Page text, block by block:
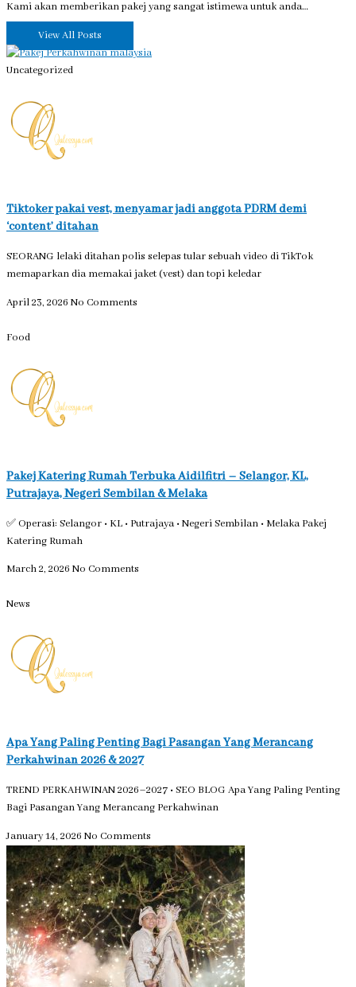
Kami akan memberikan pakej yang sangat istimewa untuk anda…
View All Posts
Uncategorized
Tiktoker pakai vest, menyamar jadi anggota PDRM demi
‘content’ ditahan
SEORANG lelaki ditahan polis selepas tular sebuah video di TikTok
memaparkan dia memakai jaket (vest) dan topi keledar
April 23, 2026 No Comments
Food
Pakej Katering Rumah Terbuka Aidilfitri – Selangor, KL,
Putrajaya, Negeri Sembilan & Melaka
✅ Operasi: Selangor • KL • Putrajaya • Negeri Sembilan • Melaka Pakej
Katering Rumah
March 2, 2026 No Comments
News
Apa Yang Paling Penting Bagi Pasangan Yang Merancang
Perkahwinan 2026 & 2027
TREND PERKAHWINAN 2026–2027 • SEO BLOG Apa Yang Paling Penting
Bagi Pasangan Yang Merancang Perkahwinan
January 14, 2026 No Comments